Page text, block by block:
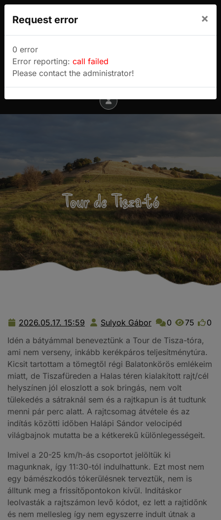
Sulyok Gábor túrablogja
Menu
Tour de Tisza-tó
2026.05.17. 15:59 2026.05.17.
Sulyok Gábor Sulyok
Gábor
0 75
0
Idén a bátyámmal beneveztünk a Tour de Tisza-tóra,
ami nem verseny, inkább kerékpáros teljesítménytúra.
Kicsit tartottam a tömegtől régi Balatonkörös emlékeim
miatt, de Tiszafüreden a Halas téren kialakított rajt/cél
helyszínen jól eloszlott a sok bringás, nem volt
tülekedés a sátraknál sem és a rajtkapun is át tudtunk
menni pár perc alatt. A rajtcsomag átvétele és az
indítás közötti időben Halápi Sándor velocipéd
világbajnok mutatta be a kétkerekű különlegességeit.
Imivel a 20-25 km/h-ás csoportot jelöltük ki
magunknak, így 11:30-tól indulhattunk. Ezt most nem
egy bámészkodós tókerülésnek terveztük, nem is
álltunk meg a frissítőpontokon kívül. Indításkor
leolvasták a rajtszámon levő kódot, ez lett a rajtidőnk
és nem mellesleg így nem egyszerre indult útnak a
Request error ×
0 error
Error reporting: call failed
Please contact the administrator!